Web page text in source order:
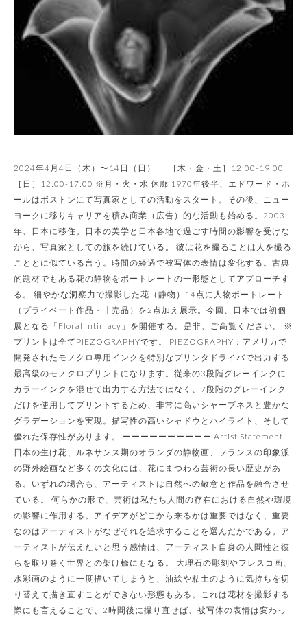
2024年4月4日（木）〜14日（日） ［木・金・土］12:00-19:00
［日］12:00-17:00 ※月・火・水 休廊 1970年後半、エドワード・ホ
ールはボストンにて写真家としての活動をスタート。その後、ニュー
ヨークに移りキャリアを積み商業（広告）的な活動も始める。2003
年、日本に移住。日本の美学と日本各地で過ごす時間の影響を受けな
がら、写真家としての旅を続けている。 彼は花を撮ることは人を撮る
こととに似ている言う。時間の経過で被写体の表情は変化する。古典
的題材でもある花の静物をポートレートの一形態としてアプローチす
る。 細やかな洞察力で撮影した花（静物）14点に人物ポートレート
（プライベート作品・非売品）を2点加え展示。今回、日本では初個
展となる「Floral Intimacy」を開催する。是非、ご高覧ください。 ※
プリントは全てPIEZOGRAPHYです。 PIEZOGRAPHY：アメリカで
開発されたモノクロ専用インクを特別なプリンタドライバで出力する
最高級のモノクロプリントになります。従来の3段階グレーインクに
カラーインクを混ぜて出力する方法ではなく、7段階のグレーインク
だけを使用してプリントするため、非常に高いシャープネスと豊かな
グラデーションを実現。描写性の高いシャドウとハイライト、そして
優れた保存性があります。 ーーーーーーーーーー Artist Statement
日本の生け花、ルネサンス期のオランダの静物画、フランスの印象派
の野外絵画など多くの文化には、花にまつわる芸術の長い歴史があ
る。いずれの場合も、アーティストは自然への敬意と作品を融合させ
ている。 何らかの形で、芸術は私たち人間の存在における自然や環境
の影響に作用する。アイデアがどこから来るかは重要ではなく、重要
なのはアーティストがなぜそれを追求することを選んだかである。ア
ーティストが伝えたいと思う感情は、アーティスト自身の人間性と彼
らを取り巻く世界との架け橋にもなる。 大理石の彫刻やフレスコ画、
水彩画のように一度描いてしまうと、油絵や粘土のように気持ちを切
り替えて描き直すことができない形態もある。これは花材を撮影する
際にも言えることで、2時間後に撮り直せば、被写体の表情は変わっ